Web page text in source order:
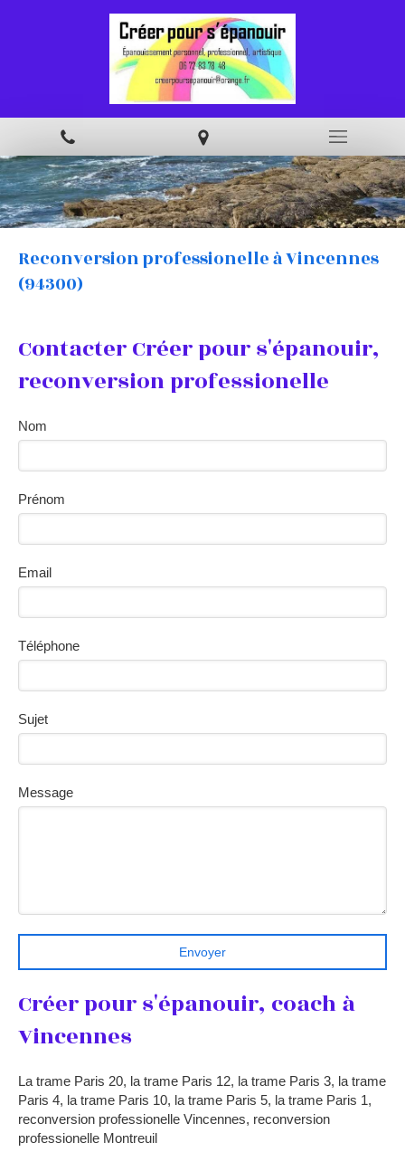
Reconversion professionelle à Vincennes
(94300)
Contacter Créer pour s'épanouir,
reconversion professionelle
Nom
Prénom
Email
Téléphone
Sujet
Message
Envoyer
Créer pour s'épanouir, coach à
Vincennes
La trame Paris 20, la trame Paris 12, la trame Paris 3, la trame
Paris 4, la trame Paris 10, la trame Paris 5, la trame Paris 1,
reconversion professionelle Vincennes, reconversion
professionelle Montreuil